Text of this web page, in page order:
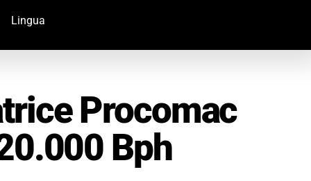
Lingua
Procomac
Bph